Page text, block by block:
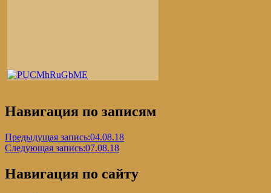
Навигация по записям
Предыдущая запись:04.08.18
Следующая запись:07.08.18
Навигация по сайту